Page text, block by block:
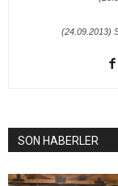
(24.09.2013)
SON HABERLER